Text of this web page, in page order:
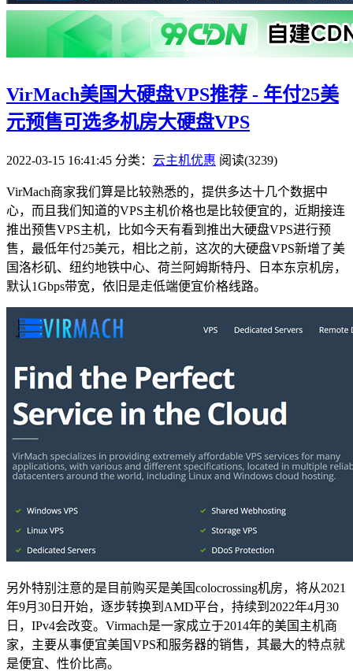
VirMach美国大硬盘VPS推荐 - 年付25美
元预售可选多机房大硬盘VPS
2022-03-15 16:41:45 分类： 云主机优惠 阅读(3239)
VirMach商家我们算是比较熟悉的，提供多达十几个数据中
心，而且我们知道的VPS主机价格也是比较便宜的，近期接连
推出预售VPS主机，比如今天有看到推出大硬盘VPS进行预
售，最低年付25美元，相比之前，这次的大硬盘VPS新增了美
国洛杉矶、纽约地铁中心、荷兰阿姆斯特丹、日本东京机房，
默认1Gbps带宽，依旧是走低端便宜价格线路。
另外特别注意的是目前购买是美国colocrossing机房，将从2021
年9月30日开始，逐步转换到AMD平台，持续到2022年4月30
日，IPv4会改变。Virmach是一家成立于2014年的美国主机商
家，主要从事便宜美国VPS和服务器的销售，其最大的特点就
是便宜、性价比高。